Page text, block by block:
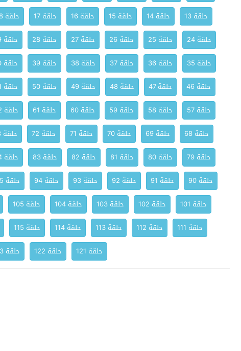
حلقة 13
حلقة 14 حلقة 15 حلقة 16 حلقة 17 حلقة 18
حلقة 24
حلقة 25 حلقة 26 حلقة 27 حلقة 28 حلقة 29
حلقة 35
حلقة 36 حلقة 37 حلقة 38 حلقة 39 حلقة 40
حلقة 46
حلقة 47 حلقة 48 حلقة 49 حلقة 50 حلقة 51
حلقة 57
حلقة 58 حلقة 59 حلقة 60 حلقة 61 حلقة 62
حلقة 68
حلقة 69 حلقة 70 حلقة 71 حلقة 72 حلقة 73
حلقة 79
حلقة 80 حلقة 81 حلقة 82 حلقة 83 حلقة 84
حلقة 90
حلقة 91 حلقة 92 حلقة 93 حلقة 94 حلقة 95
حلقة 101
حلقة 102 حلقة 103 حلقة 104 حلقة 105
حلقة 111
حلقة 112 حلقة 113 حلقة 114 حلقة 115
حلقة 121
حلقة 122 حلقة 123